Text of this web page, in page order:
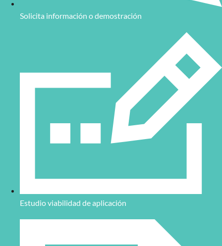
Solicita información o demostración
Estudio viabilidad de aplicación